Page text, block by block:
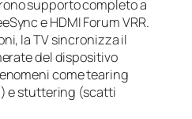
supporto completo a
e HDMI Forum VRR.
la TV sincronizza il
del dispositivo
come tearing
e stuttering (scatti